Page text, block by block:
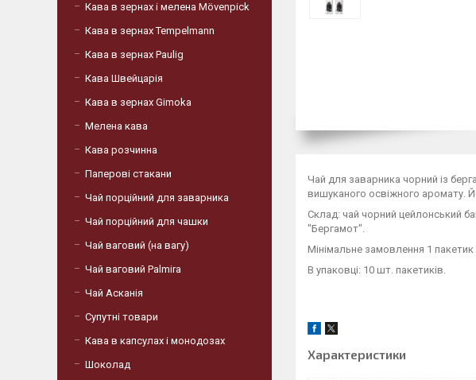
Чай для заварника чорний із
вишуканого освіжного аромату.
Склад: чай чорний цейлонський
"Бергамот".
Мінімальне замовлення 1
В упаковці: 10 шт. пакетиків.
Характеристики
Кава в зернах і мелена Mövenpick
Кава в зернах Tempelmann
Кава в зернах Paulig
Кава Швейцарія
Кава в зернах Gimoka
Мелена кава
Кава розчинна
Паперові стакани
Чай порційний для заварника
Чай порційний для чашки
Чай ваговий (на вагу)
Чай ваговий Palmira
Чай Асканія
Супутні товари
Кава в капсулах і монодозах
Шоколад